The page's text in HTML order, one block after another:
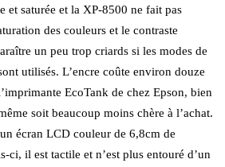
et saturée et la XP-8500 ne fait pas
des couleurs et le contraste
un peu trop criards si les modes de
utilisés. L’encre coûte environ douze
EcoTank de chez Epson, bien
soit beaucoup moins chère à l’achat.
écran LCD couleur de 6,8cm de
ci, il est tactile et n’est plus entouré d’un